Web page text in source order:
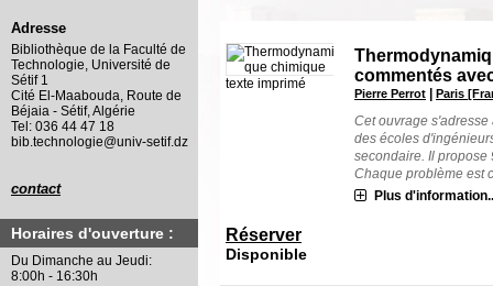
texte imprimé
commentés
Pierre Perrot |Paris
Cet ouvrage
des écoles
secondaire. Il propose
Chaque problème est
Plus
Réserver
Disponible
Adresse
Bibliothèque de la Faculté de
Technologie, Université de
Sétif 1
Cité El-Maabouda, Route de
Béjaia - Sétif, Algérie
Tel: 036 44 47 18
bib.technologie@univ-setif.dz
contact
Horaires d'ouverture :
Du Dimanche au Jeudi:
8:00h - 16:30h